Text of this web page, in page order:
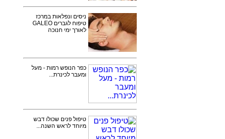
ניסים ונפלאות במרכז
טיפוח לגברים GALEO
לאורך ימי חנוכה
כפר הנופש רמות - מעל
ומעבר לכינרת...
טיפול פנים שכולו דבש
מיוחד לראש השנה...